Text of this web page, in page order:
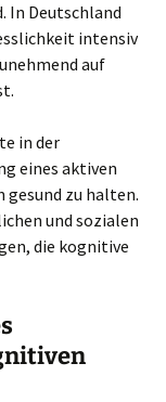
In Deutschland
intensiv
auf
in der
eines aktiven
gesund zu halten.
und sozialen
die kognitive